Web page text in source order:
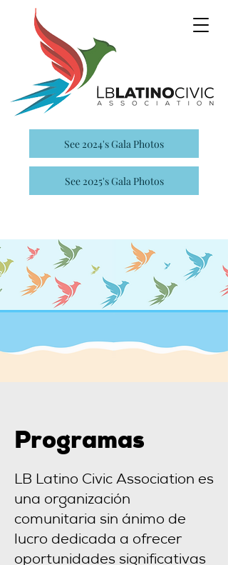
See 2025's Gala Photos
See 2024's Gala Photos
Programas
LB Latino Civic Association es
una organización
comunitaria sin ánimo de
lucro dedicada a ofrecer
oportunidades significativas